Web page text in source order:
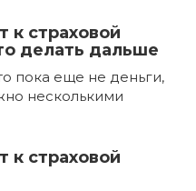
к страховой
делать дальше
пока еще не деньги,
несколькими
к страховой